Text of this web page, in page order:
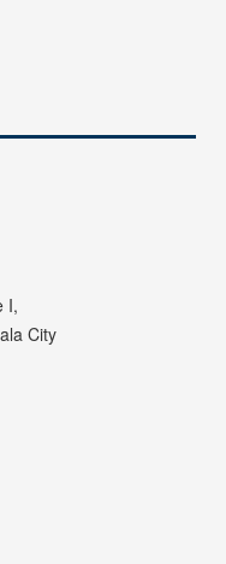
I,
City